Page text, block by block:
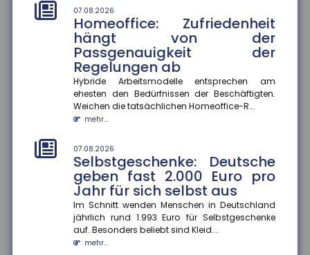
07.08.2026
Homeoffice: Zufriedenheit
hängt von der
Passgenauigkeit der
Regelungen ab
Hybride Arbeitsmodelle entsprechen am
ehesten den Bedürfnissen der Beschäftigten.
Weichen die tatsächlichen Homeoffice-R...
mehr...
07.08.2026
Selbstgeschenke: Deutsche
geben fast 2.000 Euro pro
Jahr für sich selbst aus
Im Schnitt wenden Menschen in Deutschland
jährlich rund 1.993 Euro für Selbstgeschenke
auf. Besonders beliebt sind Kleid...
mehr...
Fahrschulausbildung. Der Gesetzentwurf dazu sieht
vor, die Präsenzpflicht für...
mehr...
04.08.2026
Ausbildungsvergütungen
bundesweit gestiegen
Die tarifvertraglichen Ausbildungsvergütungen sind
im Ausbildungsjahr 2025/26 im Schnitt um 3,9
mehr...
04.08.2026
Hitzeschutz als Bildungsfaktor
Klimaanlagen zu Hause verbessern Schulerfolge ?
aber nicht für alle. Die Verfügbarkeit von
Klimaanlagen in Wohnungen be...
mehr...